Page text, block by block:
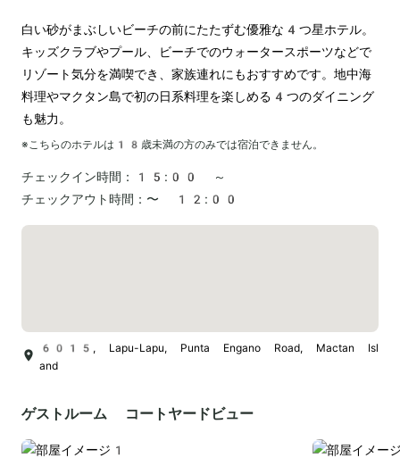
白い砂がまぶしいビーチの前にたたずむ優雅な4つ星ホテル。
キッズクラブやプール、ビーチでのウォータースポーツなどで
リゾート気分を満喫でき、家族連れにもおすすめです。地中海
料理やマクタン島で初の日系料理を楽しめる4つのダイニング
も魅力。
※こちらのホテルは 18 歳未満の方のみでは宿泊できません。
チェックイン時間：
15:00 ～
チェックアウト時間： 〜 12:00
6015, Lapu-Lapu, Punta Engano Road, Mactan Isl
and
ゲストルーム コートヤードビュー